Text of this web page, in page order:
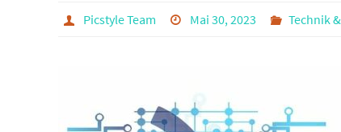
Picstyle Team Mai 30, 2023 Technik